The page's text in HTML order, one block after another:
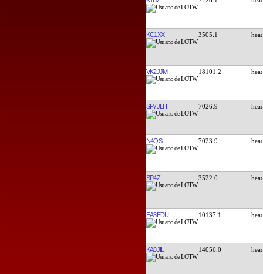
KC1XX 3505.1
VK2JJM 18101.2
SP7JLH 7026.9
N4QS 7023.9
SP4Z 3522.0
EA3EDU 10137.1
KA8JIL 14056.0